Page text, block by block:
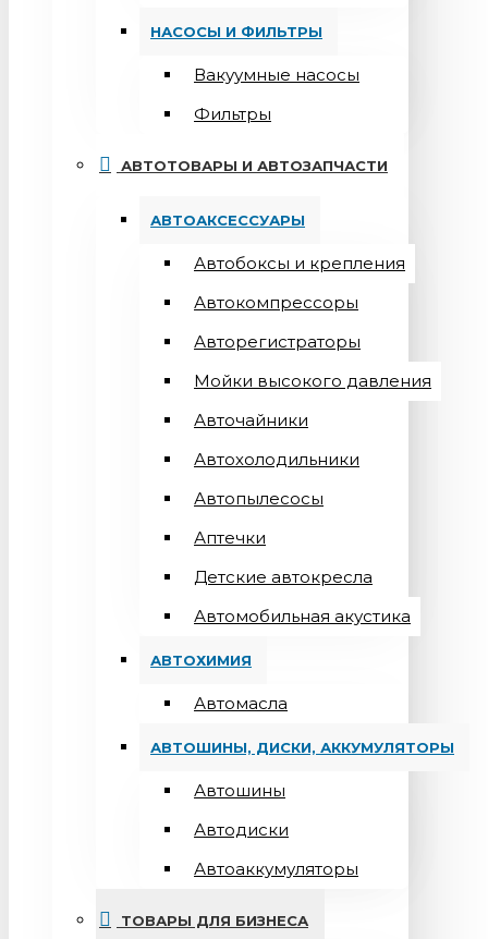
НАСОСЫ И ФИЛЬТРЫ
Вакуумные насосы
Фильтры
АВТОТОВАРЫ И АВТОЗАПЧАСТИ
АВТОАКСЕССУАРЫ
Автобоксы и крепления
Автокомпрессоры
Авторегистраторы
Мойки высокого давления
Авточайники
Автохолодильники
Автопылесосы
Аптечки
Детские автокресла
Автомобильная акустика
АВТОХИМИЯ
Автомасла
АВТОШИНЫ, ДИСКИ, АККУМУЛЯТОРЫ
Автошины
Автодиски
Автоаккумуляторы
ТОВАРЫ ДЛЯ БИЗНЕСА